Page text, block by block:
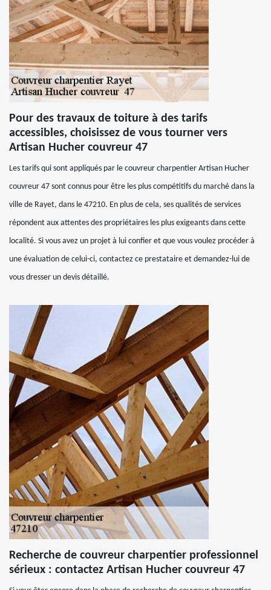
Pour des travaux de toiture à des tarifs
accessibles, choisissez de vous tourner vers
Artisan Hucher couvreur 47
Les tarifs qui sont appliqués par le couvreur charpentier Artisan Hucher
couvreur 47 sont connus pour être les plus compétitifs du marché dans la
ville de Rayet, dans le 47210. En plus de cela, ses qualités de services
répondent aux attentes des propriétaires les plus exigeants dans cette
localité. Si vous avez un projet à lui confier et que vous voulez procéder à
une évaluation de celui-ci, contactez ce prestataire et demandez-lui de
vous dresser un devis détaillé.
Recherche de couvreur charpentier professionnel
sérieux : contactez Artisan Hucher couvreur 47